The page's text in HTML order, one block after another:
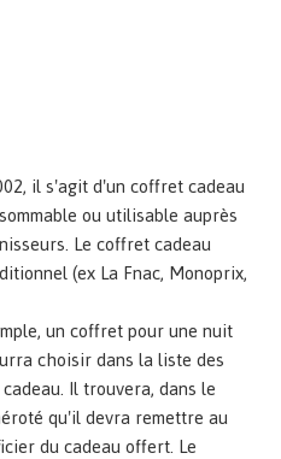
il s'agit d'un coffret cadeau
ou utilisable auprès
Le coffret cadeau
(ex La Fnac, Monoprix,
un coffret pour une nuit
choisir dans la liste des
Il trouvera, dans le
qu'il devra remettre au
du cadeau offert. Le